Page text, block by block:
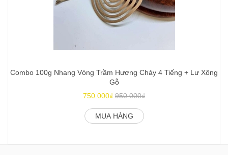
Combo 100g Nhang Vòng Trầm Hương Cháy 4 Tiếng + Lư Xông
Gỗ
750.000₫ 950.000₫
MUA HÀNG